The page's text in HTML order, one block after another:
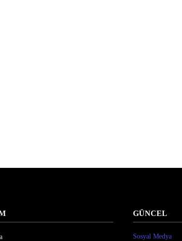
GÜNCEL
Sosyal Medya